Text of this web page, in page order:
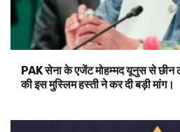
PAK सेना के एजेंट मोहम्मद यूनुस से छीन
की इस मुस्लिम हस्ती ने कर दी बड़ी मांग।